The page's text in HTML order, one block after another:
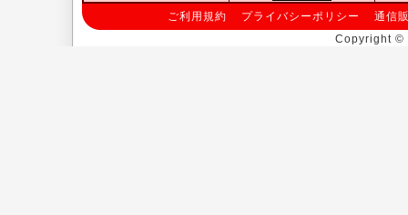
ご利用規約 プライバシーポリシー
通信
Copyright ©